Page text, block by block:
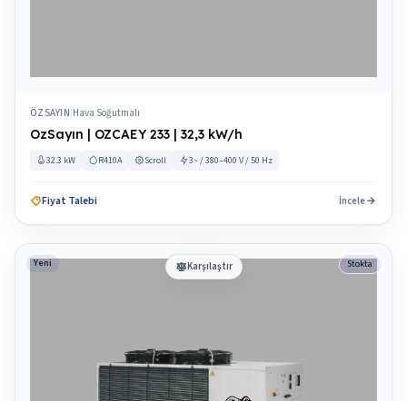
ÖZSAYIN|Hava Soğutmalı
OzSayın | OZCAEY 233 | 32,3 kW/h
32.3 kW R410A Scroll 3~ / 380–400 V / 50 Hz
Fiyat Talebi İncele
Karşılaştır
Yeni Stokta